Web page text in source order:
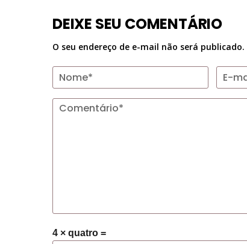
DEIXE SEU COMENTÁRIO
O seu endereço de e-mail não será publicado.
4 × quatro =